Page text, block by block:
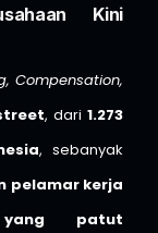
Kini
Compensation,
, dari 1.273
, sebanyak
pelamar kerja
patut